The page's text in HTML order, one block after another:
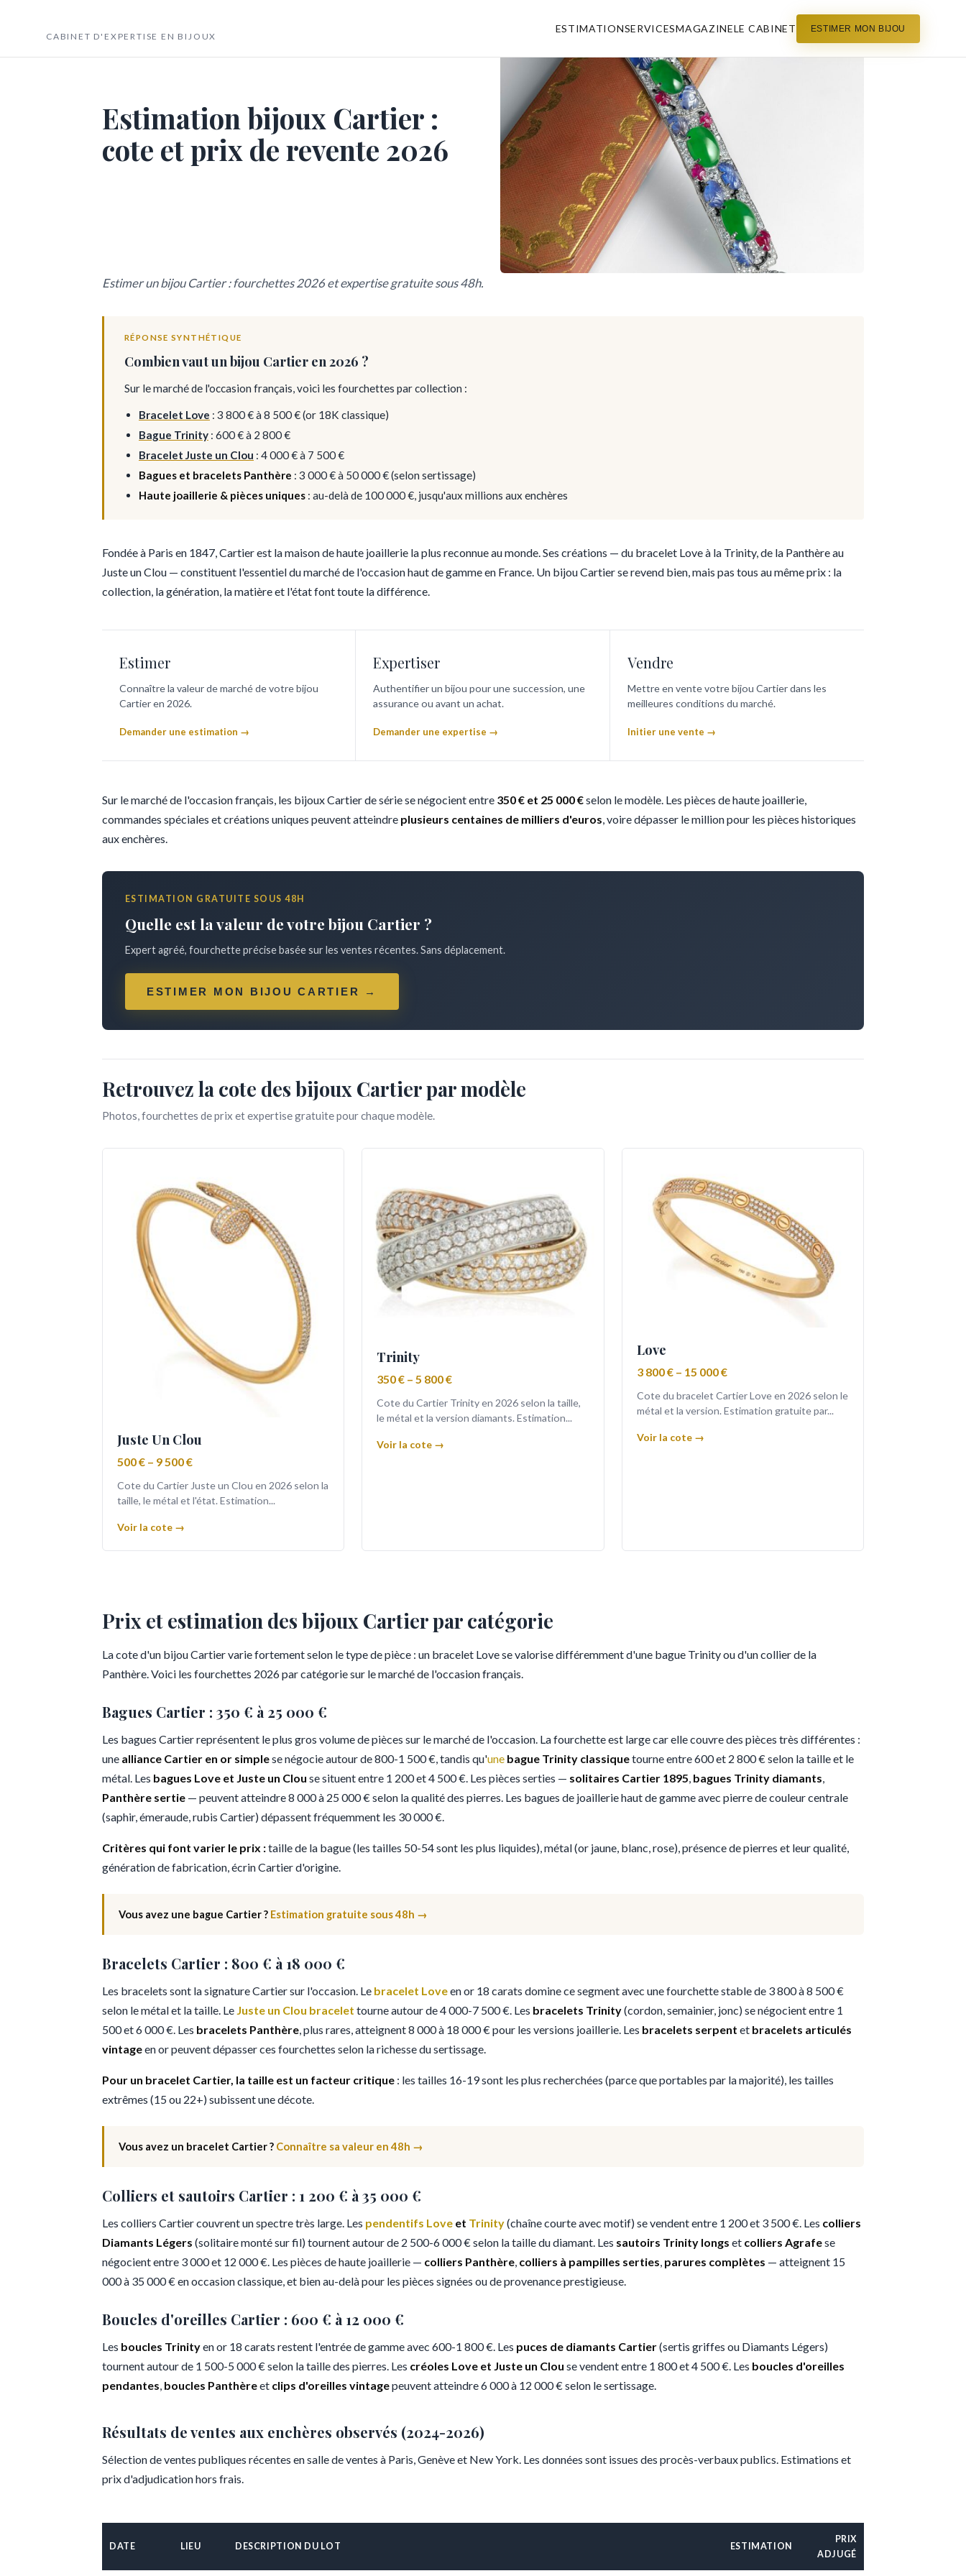
CABINET D'EXPERTISE EN BIJOUX
ESTIMATIONSERVICESMAGAZINELE CABINET ESTIMER MON BIJOU
Estimation bijoux Cartier :
cote et prix de revente 2026
Estimer un bijou Cartier : fourchettes 2026 et expertise gratuite sous 48h.
RÉPONSE SYNTHÉTIQUE
Combien vaut un bijou Cartier en 2026 ?
Sur le marché de l'occasion français, voici les fourchettes par collection :
Bracelet Love : 3 800 € à 8 500 € (or 18K classique)
Bague Trinity : 600 € à 2 800 €
Bracelet Juste un Clou : 4 000 € à 7 500 €
Bagues et bracelets Panthère : 3 000 € à 50 000 € (selon sertissage)
Haute joaillerie & pièces uniques : au-delà de 100 000 €, jusqu'aux millions aux enchères
Fondée à Paris en 1847, Cartier est la maison de haute joaillerie la plus reconnue au monde. Ses créations — du bracelet Love à la Trinity, de la Panthère au
Juste un Clou — constituent l'essentiel du marché de l'occasion haut de gamme en France. Un bijou Cartier se revend bien, mais pas tous au même prix : la
collection, la génération, la matière et l'état font toute la différence.
Estimer
Connaître la valeur de marché de votre bijou
Cartier en 2026.
Demander une estimation →
Expertiser
Authentifier un bijou pour une succession, une
assurance ou avant un achat.
Demander une expertise →
Vendre
Mettre en vente votre bijou Cartier dans les
meilleures conditions du marché.
Initier une vente →
Sur le marché de l'occasion français, les bijoux Cartier de série se négocient entre 350 € et 25 000 €selon le modèle. Les pièces de haute joaillerie,
commandes spéciales et créations uniques peuvent atteindre plusieurs centaines de milliers d'euros, voire dépasser le million pour les pièces historiques
aux enchères.
ESTIMATION GRATUITE SOUS 48H
Quelle est la valeur de votre bijou Cartier ?
Expert agréé, fourchette précise basée sur les ventes récentes. Sans déplacement.
ESTIMER MON BIJOU CARTIER →
Retrouvez la cote des bijoux Cartier par modèle
Photos, fourchettes de prix et expertise gratuite pour chaque modèle.
Juste Un Clou
500 € – 9 500 €
Cote du Cartier Juste un Clou en 2026 selon la
taille, le métal et l'état. Estimation...
Voir la cote →
Trinity
350 € – 5 800 €
Cote du Cartier Trinity en 2026 selon la taille,
le métal et la version diamants. Estimation...
Voir la cote →
Love
3 800 € – 15 000 €
Cote du bracelet Cartier Love en 2026 selon le
métal et la version. Estimation gratuite par...
Voir la cote →
Prix et estimation des bijoux Cartier par catégorie
La cote d'un bijou Cartier varie fortement selon le type de pièce : un bracelet Love se valorise différemment d'une bague Trinity ou d'un collier de la
Panthère. Voici les fourchettes 2026 par catégorie sur le marché de l'occasion français.
Bagues Cartier : 350 € à 25 000 €
Les bagues Cartier représentent le plus gros volume de pièces sur le marché de l'occasion. La fourchette est large car elle couvre des pièces très différentes :
une alliance Cartier en or simplese négocie autour de 800-1 500 €, tandis qu'une bague Trinity classiquetourne entre 600 et 2 800 € selon la taille et le
métal. Les bagues Love et Juste un Clou se situent entre 1 200 et 4 500 €. Les pièces serties — solitaires Cartier 1895 bagues Trinity diamants
Panthère sertie — peuvent atteindre 8 000 à 25 000 € selon la qualité des pierres. Les bagues de joaillerie haut de gamme avec pierre de couleur centrale
(saphir, émeraude, rubis Cartier) dépassent fréquemment les 30 000 €.
Critères qui font varier le prix :taille de la bague (les tailles 50-54 sont les plus liquides), métal (or jaune, blanc, rose), présence de pierres et leur qualité,
génération de fabrication, écrin Cartier d'origine.
Vous avez une bague Cartier ? Estimation gratuite sous 48h →
Bracelets Cartier : 800 € à 18 000 €
Les bracelets sont la signature Cartier sur l'occasion. Le bracelet Loveen or 18 carats domine ce segment avec une fourchette stable de 3 800 à 8 500 €
selon le métal et la taille. Le Juste un Clou bracelet tourne autour de 4 000-7 500 €. Les bracelets Trinity(cordon, semainier, jonc) se négocient entre 1
500 et 6 000 €. Les bracelets Panthère , plus rares, atteignent 8 000 à 18 000 € pour les versions joaillerie. Les bracelets serpent et bracelets articulés
vintageen or peuvent dépasser ces fourchettes selon la richesse du sertissage.
Pour un bracelet Cartier, la taille est un facteur critique : les tailles 16-19 sont les plus recherchées (parce que portables par la majorité), les tailles
extrêmes (15 ou 22+) subissent une décote.
Vous avez un bracelet Cartier ? Connaître sa valeur en 48h →
Colliers et sautoirs Cartier : 1 200 € à 35 000 €
Les colliers Cartier couvrent un spectre très large. Les pendentifs Love et Trinity(chaîne courte avec motif) se vendent entre 1 200 et 3 500 €. Les colliers
Diamants Légers (solitaire monté sur fil) tournent autour de 2 500-6 000 € selon la taille du diamant. Les sautoirs Trinity longs et colliers Agrafese
négocient entre 3 000 et 12 000 €. Les pièces de haute joaillerie — colliers Panthère colliers à pampilles serties parures complètes — atteignent 15
000 à 35 000 € en occasion classique, et bien au-delà pour les pièces signées ou de provenance prestigieuse.
Boucles d'oreilles Cartier : 600 € à 12 000 €
Les boucles Trinityen or 18 carats restent l'entrée de gamme avec 600-1 800 €. Les puces de diamants Cartier(sertis griffes ou Diamants Légers)
tournent autour de 1 500-5 000 € selon la taille des pierres. Les créoles Love et Juste un Clou se vendent entre 1 800 et 4 500 €. Les boucles d'oreilles
pendantes boucles Panthèreet clips d'oreilles vintagepeuvent atteindre 6 000 à 12 000 € selon le sertissage.
Résultats de ventes aux enchères observés (2024-2026)
Sélection de ventes publiques récentes en salle de ventes à Paris, Genève et New York. Les données sont issues des procès-verbaux publics. Estimations et
prix d'adjudication hors frais.
DATE LIEU DESCRIPTION DU LOT ESTIMATION
PRIX
ADJUGÉ